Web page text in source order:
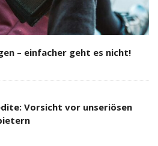
– einfacher geht es nicht!
Vorsicht vor unseriösen